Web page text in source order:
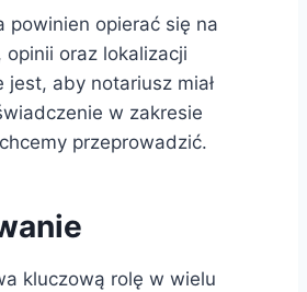
powinien opierać się na
opinii oraz lokalizacji
jest, aby notariusz miał
w zakresie
przeprowadzić.
kluczową rolę w wielu